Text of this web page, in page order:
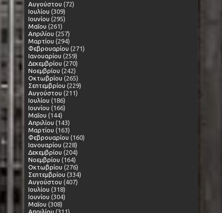
Αυγούστου (72)
Ιουλίου (309)
Ιουνίου (295)
Μαΐου (261)
Απριλίου (257)
Μαρτίου (294)
Φεβρουαρίου (271)
Ιανουαρίου (259)
Δεκεμβρίου (270)
Νοεμβρίου (242)
Οκτωβρίου (265)
Σεπτεμβρίου (229)
Αυγούστου (211)
Ιουλίου (186)
Ιουνίου (166)
Μαΐου (144)
Απριλίου (143)
Μαρτίου (163)
Φεβρουαρίου (160)
Ιανουαρίου (228)
Δεκεμβρίου (204)
Νοεμβρίου (164)
Οκτωβρίου (276)
Σεπτεμβρίου (334)
Αυγούστου (407)
Ιουλίου (318)
Ιουνίου (304)
Μαΐου (308)
Απριλίου (311)